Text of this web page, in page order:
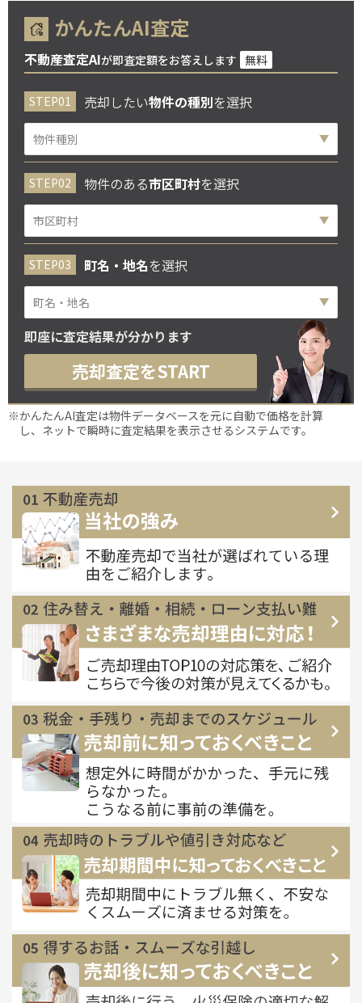
かんたんAI査定
不動産査定AIが即査定額をお答えします 無料
売却したい物件の種別を選択
物件のある市区町村を選択
町名・地名を選択
即座に査定結果が分かります
売却査定をSTART
※かんたんAI査定は物件データベースを元に自動で価格を計算
し、ネットで瞬時に査定結果を表示させるシステムです。